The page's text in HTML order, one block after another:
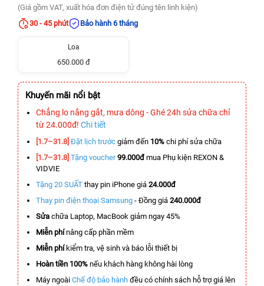
(Giá gồm VAT, xuất hóa đơn điện tử đúng tên linh kiện)
30 - 45 phút
Bảo hành 6 tháng
Loa
650.000 đ
Khuyến mãi nổi bật
Chẳng lo nắng gắt, mưa dông - Ghé 24h sửa chữa chỉ
từ 24.000đ! Chi tiết
[1.7–31.8] Đặt lịch trước giảm đến 10% chi phí sửa chữa
[1.7–31.8] Tặng voucher 99.000đmua Phụ kiện REXON &
VIDVIE
Tặng 20 SUẤT thay pin iPhone giá 24.000đ
Thay pin điện thoại Samsung - Đồng giá 240.000đ
Sửa chữa Laptop, MacBook giảm ngay 45%
Miễn phínâng cấp phần mềm
Miễn phíkiểm tra, vệ sinh và báo lỗi thiết bị
Hoàn tiền 100% nếu khách hàng không hài lòng
Máy ngoài Chế độ bảo hành đều có chính sách hỗ trợ giá lên